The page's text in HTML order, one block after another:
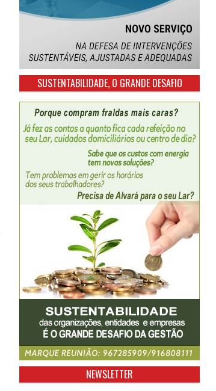
SUSTENTABILIDADE, O GRANDE DESAFIO
NEWSLETTER